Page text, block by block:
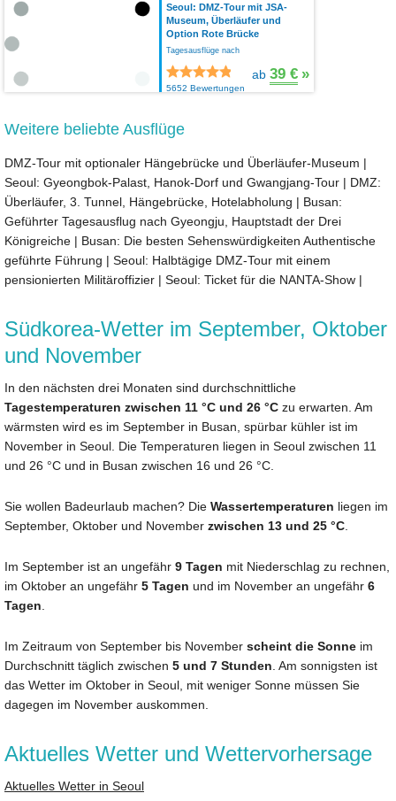
Seoul: DMZ-Tour mit JSA-
Museum, Überläufer und
Option Rote Brücke
Tagesausflüge nach
5652 Bewertungen
ab 39 € »
Weitere beliebte Ausflüge
DMZ-Tour mit optionaler Hängebrücke und Überläufer-Museum |
Seoul: Gyeongbok-Palast, Hanok-Dorf und Gwangjang-Tour | DMZ:
Überläufer, 3. Tunnel, Hängebrücke, Hotelabholung | Busan:
Geführter Tagesausflug nach Gyeongju, Hauptstadt der Drei
Königreiche | Busan: Die besten Sehenswürdigkeiten Authentische
geführte Führung | Seoul: Halbtägige DMZ-Tour mit einem
pensionierten Militäroffizier | Seoul: Ticket für die NANTA-Show |
Südkorea-Wetter im September, Oktober
und November
In den nächsten drei Monaten sind durchschnittliche
Tagestemperaturen zwischen 11 °C und 26 °C zu erwarten. Am
wärmsten wird es im September in Busan, spürbar kühler ist im
November in Seoul. Die Temperaturen liegen in Seoul zwischen 11
und 26 °C und in Busan zwischen 16 und 26 °C.
Sie wollen Badeurlaub machen? Die Wassertemperaturen liegen im
September, Oktober und November zwischen 13 und 25 °C.
Im September ist an ungefähr 9 Tagen mit Niederschlag zu rechnen,
im Oktober an ungefähr 5 Tagen und im November an ungefähr 6
Tagen.
Im Zeitraum von September bis November scheint die Sonne im
Durchschnitt täglich zwischen 5 und 7 Stunden. Am sonnigsten ist
das Wetter im Oktober in Seoul, mit weniger Sonne müssen Sie
dagegen im November auskommen.
Aktuelles Wetter und Wettervorhersage
Aktuelles Wetter in Seoul